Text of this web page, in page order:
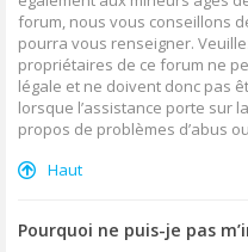
forum, nous vous conseillons
pourra vous renseigner.
propriétaires de ce forum ne
légale et ne doivent donc pas
lorsque l’assistance porte sur
propos de problèmes d’abus
Haut
Pourquoi ne puis-je pas